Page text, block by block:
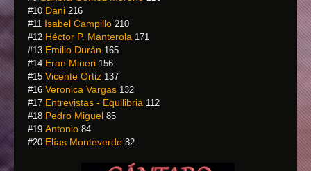
#10 Dani 216
#11 Isabel Campillo 210
#12 Héctor P. Manterola 171
#13 Emilio Durán 165
#14 Eran Mineri 156
#15 Vicente Ortiz 137
#16 Veronica Vargas 132
#17 Entrevistas - Equilibria 112
#18 Pedro Miguel 85
#19 Antonio 84
#20 Elías Monteverde 82